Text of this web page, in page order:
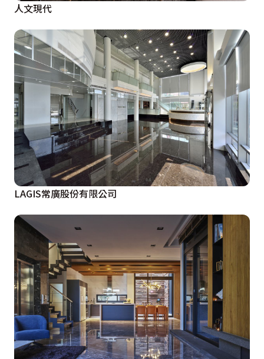
人文現代
LAGIS常廣股份有限公司